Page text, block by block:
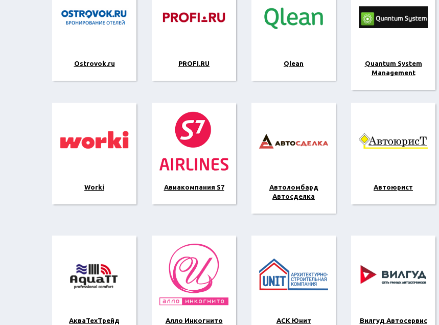
Ostrovok.ru PROFI.RU Qlean
Quantum System
Management
Worki Авиакомпания S7
Автоломбард
Автосделка
Автоюрист
АкваТехТрейд Алло Инкогнито АСК Юнит Вилгуд Автосервис